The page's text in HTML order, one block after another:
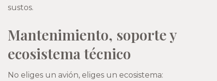
sustos.
Mantenimiento, soporte y
ecosistema técnico
No eliges un avión, eliges un ecosistema: